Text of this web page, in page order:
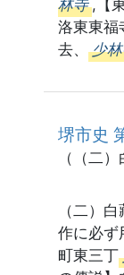
林寺 ,【
洛東東福
去、 少
堺市史
（（二
（二）
作に必ず
町東三丁